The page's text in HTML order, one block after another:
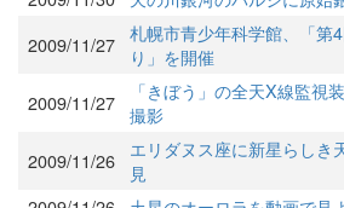
2009/11/27 札幌市青少年科学館、「第
り」を開催
2009/11/27
「きぼう」の全天X線監視
撮影
2009/11/26
エリダヌス座に新星らしき
見